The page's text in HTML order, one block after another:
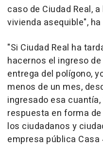
caso de Ciudad Real,
vivienda asequible",
"Si Ciudad Real ha
hacernos el ingreso
entrega del polígono,
menos de un mes,
ingresado esa
respuesta en forma
los ciudadanos y
empresa pública Casa